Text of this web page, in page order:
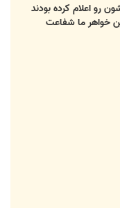
رو اعلام کرده بودند
خواهر ما شفاعت